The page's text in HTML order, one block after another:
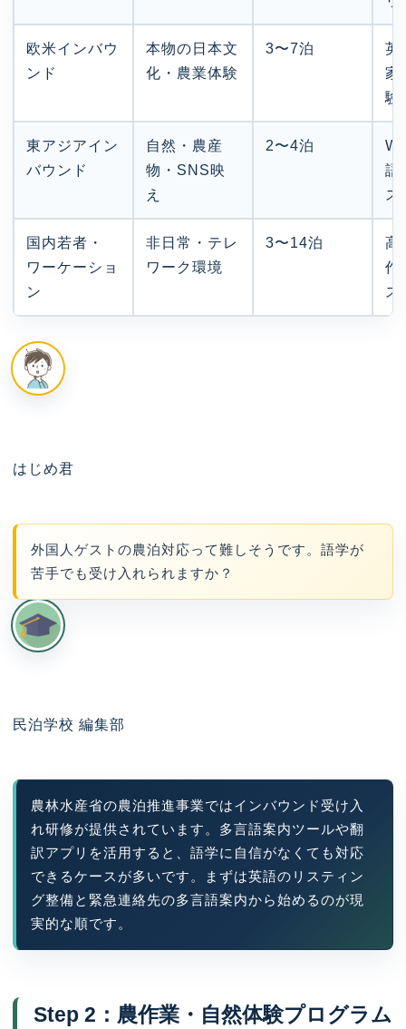
欧米インバウ
ンド
本物の日本文
化・農業体験
3〜7泊
英
家
験
東アジアイン
バウンド
自然・農産
物・SNS映
え
2〜4泊
語
ス
国内若者・
ワーケーショ
ン
非日常・テレ
ワーク環境
3〜14泊
高
作
ス
はじめ君
外国人ゲストの農泊対応って難しそうです。語学が
苦手でも受け入れられますか？
民泊学校 編集部
農林水産省の農泊推進事業ではインバウンド受け入
れ研修が提供されています。多言語案内ツールや翻
訳アプリを活用すると、語学に自信がなくても対応
できるケースが多いです。まずは英語のリスティン
グ整備と緊急連絡先の多言語案内から始めるのが現
実的な順です。
Step 2：農作業・自然体験プログラム